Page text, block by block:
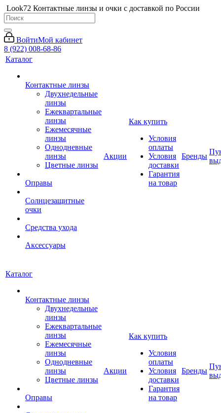
Look72 Контактные линзы и очки с доставкой по России
ВойтиМой кабинет
8 (922) 008-68-86
Каталог
Контактные линзы
Двухнедельные
линзы
Ежеквартальные
линзы
Ежемесячные
линзы
Однодневные
линзы
Цветные линзы
Оправы
Солнцезащитные
очки
Средства ухода
Аксессуары
Акции
Как купить
Условия
оплаты
Условия
доставки
Гарантия
на товар
Бренды
Каталог
Контактные линзы
Двухнедельные
линзы
Ежеквартальные
линзы
Ежемесячные
линзы
Однодневные
линзы
Цветные линзы
Оправы
Акции
Как купить
Условия
оплаты
Условия
доставки
Гарантия
на товар
Бренды